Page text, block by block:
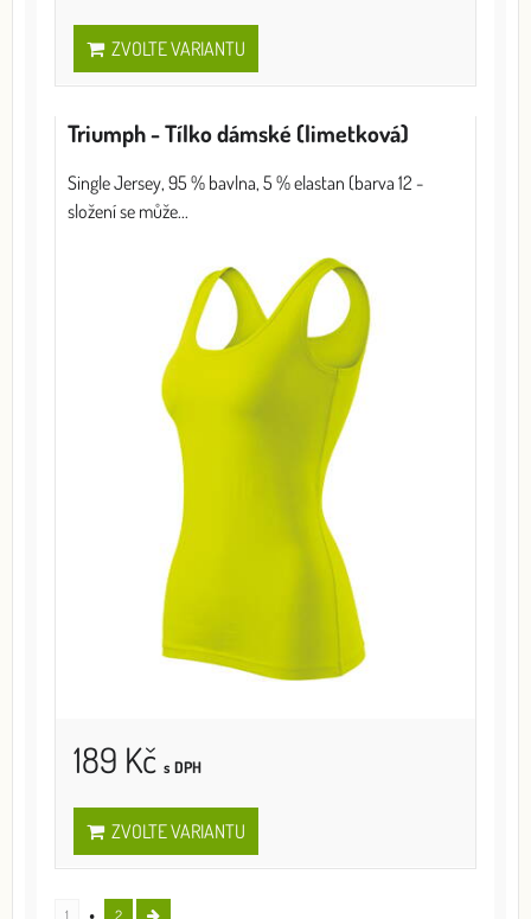
ZVOLTE VARIANTU
Triumph - Tílko dámské (limetková)
Single Jersey, 95 % bavlna, 5 % elastan (barva 12 -
složení se může...
189 Kč s DPH
ZVOLTE VARIANTU